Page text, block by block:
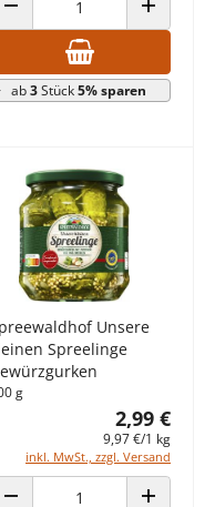
ANZAHL VERRINGERN ANZAHL
ab3Stück5% sparen
Unsere
Spreelinge
g
2,99 €
9,97 €/1 kg
inkl. MwSt., zzgl. Versand